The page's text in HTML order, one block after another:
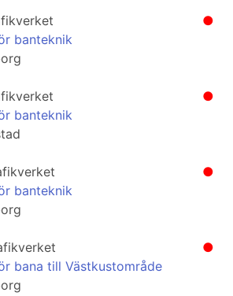
●
banteknik
●
banteknik
●
banteknik
●
bana till Västkustområde